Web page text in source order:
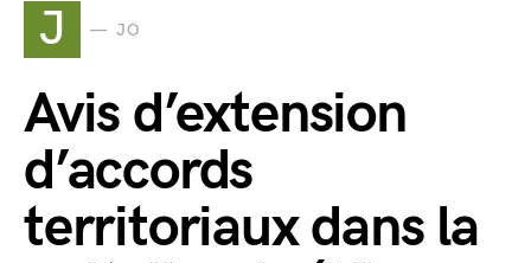
J JO
Avis d’extension
d’accords
territoriaux dans la